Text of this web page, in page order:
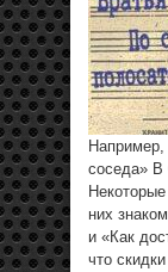
соседа» В
них
и «Как
что